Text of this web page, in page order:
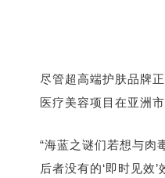
尽管超高端护肤品牌
医疗美容项目在亚洲
“海蓝之谜们若想与
后者没有的‘即时见效